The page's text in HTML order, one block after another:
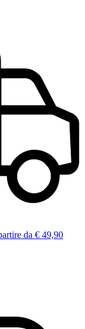
da € 49,90